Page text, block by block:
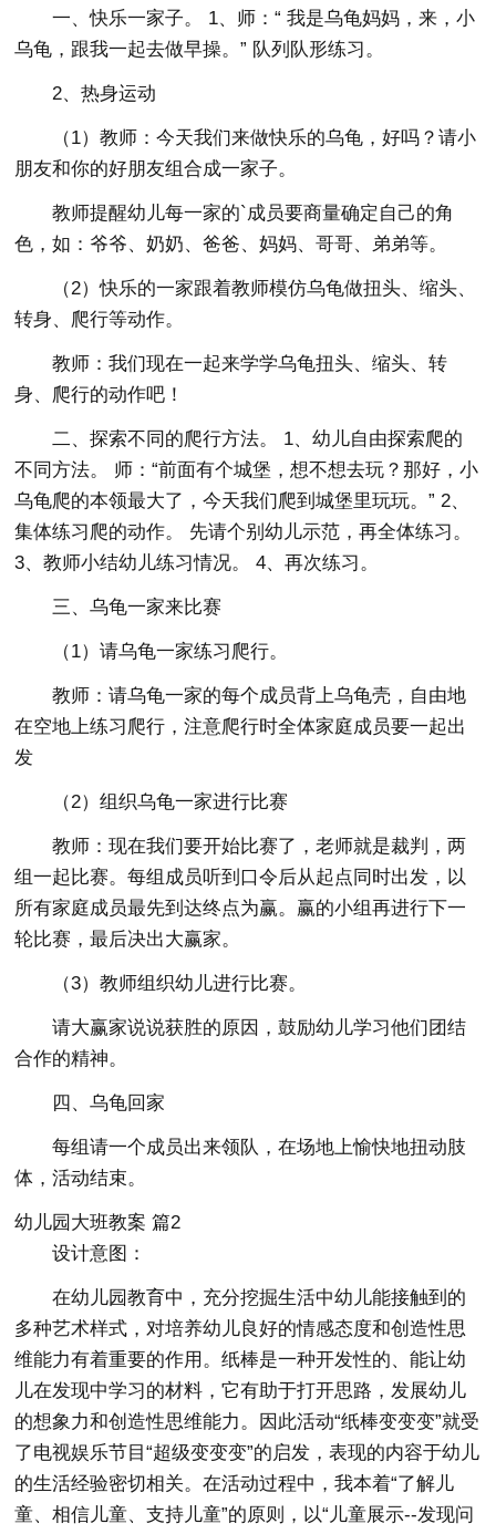
一、快乐一家子。 1、师：“ 我是乌龟妈妈，来，小
乌龟，跟我一起去做早操。” 队列队形练习。
2、热身运动
（1）教师：今天我们来做快乐的乌龟，好吗？请小
朋友和你的好朋友组合成一家子。
教师提醒幼儿每一家的`成员要商量确定自己的角
色，如：爷爷、奶奶、爸爸、妈妈、哥哥、弟弟等。
（2）快乐的一家跟着教师模仿乌龟做扭头、缩头、
转身、爬行等动作。
教师：我们现在一起来学学乌龟扭头、缩头、转
身、爬行的动作吧！
二、探索不同的爬行方法。 1、幼儿自由探索爬的
不同方法。 师：“前面有个城堡，想不想去玩？那好，小
乌龟爬的本领最大了，今天我们爬到城堡里玩玩。” 2、
集体练习爬的动作。 先请个别幼儿示范，再全体练习。
3、教师小结幼儿练习情况。 4、再次练习。
三、乌龟一家来比赛
（1）请乌龟一家练习爬行。
教师：请乌龟一家的每个成员背上乌龟壳，自由地
在空地上练习爬行，注意爬行时全体家庭成员要一起出
发
（2）组织乌龟一家进行比赛
教师：现在我们要开始比赛了，老师就是裁判，两
组一起比赛。每组成员听到口令后从起点同时出发，以
所有家庭成员最先到达终点为赢。赢的小组再进行下一
轮比赛，最后决出大赢家。
（3）教师组织幼儿进行比赛。
请大赢家说说获胜的原因，鼓励幼儿学习他们团结
合作的精神。
四、乌龟回家
每组请一个成员出来领队，在场地上愉快地扭动肢
体，活动结束。
幼儿园大班教案 篇2
设计意图：
在幼儿园教育中，充分挖掘生活中幼儿能接触到的
多种艺术样式，对培养幼儿良好的情感态度和创造性思
维能力有着重要的作用。纸棒是一种开发性的、能让幼
儿在发现中学习的材料，它有助于打开思路，发展幼儿
的想象力和创造性思维能力。因此活动“纸棒变变变”就受
了电视娱乐节目“超级变变变”的启发，表现的内容于幼儿
的生活经验密切相关。在活动过程中，我本着“了解儿
童、相信儿童、支持儿童”的原则，以“儿童展示--发现问